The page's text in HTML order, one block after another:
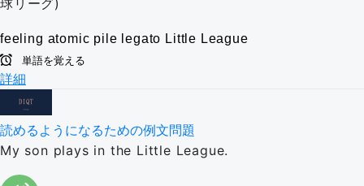
球リーグ)
feeling atomic pile legato Little League
単語を覚える
詳細
読めるようになるための例文問題
My son plays in the Little League.